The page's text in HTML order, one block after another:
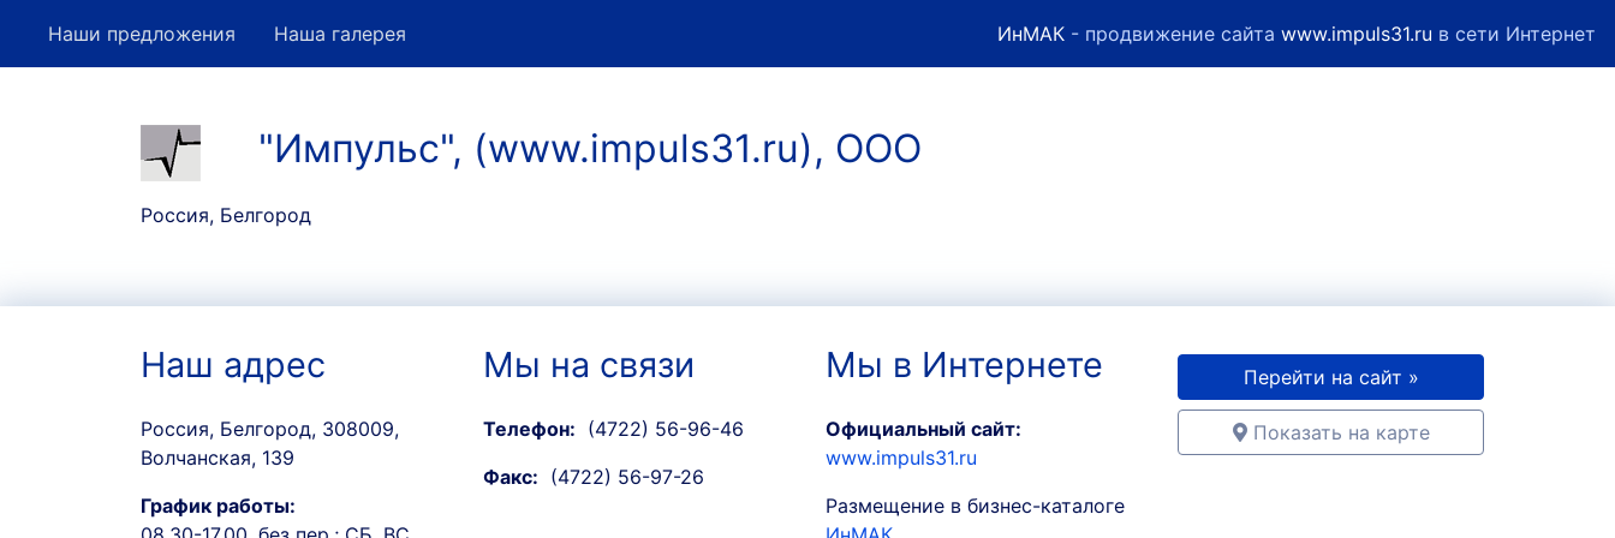
Наши предложения Наша галерея ИнМАК - продвижение сайта www.impuls31.ru в сети Интернет
"Импульс", (www.impuls31.ru), ООО
Россия, Белгород
Наш адрес
Россия, Белгород, 308009,
Волчанская, 139
График работы:
Мы на связи
Телефон: (4722) 56-96-46
Факс: (4722) 56-97-26
Мы в Интернете
Официальный сайт:
www.impuls31.ru
Размещение в бизнес-каталоге
Перейти на сайт »
Показать на карте